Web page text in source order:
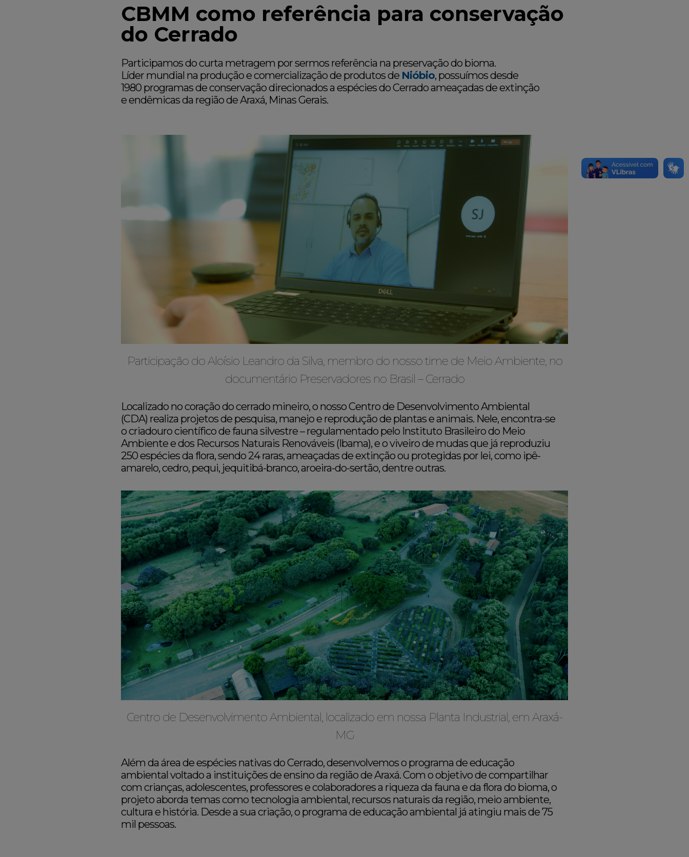
CBMM como referência para conservação
do Cerrado
Participamos do curta metragem por sermos referência na preservação do bioma.
Líder mundial na produção e comercialização de produtos de Nióbio, possuímos desde
1980 programas de conservação direcionados a espécies do Cerrado ameaçadas de extinção
e endêmicas da região de Araxá, Minas Gerais.
Participação do Aloísio Leandro da Silva, membro do nosso time de Meio Ambiente, no
documentário Preservadores no Brasil – Cerrado
Localizado no coração do cerrado mineiro, o nosso Centro de Desenvolvimento Ambiental
(CDA) realiza projetos de pesquisa, manejo e reprodução de plantas e animais. Nele, encontra-se
o criadouro científico de fauna silvestre – regulamentado pelo Instituto Brasileiro do Meio
Ambiente e dos Recursos Naturais Renováveis (Ibama), e o viveiro de mudas que já reproduziu
250 espécies da flora, sendo 24 raras, ameaçadas de extinção ou protegidas por lei, como ipê-
amarelo, cedro, pequi, jequitibá-branco, aroeira-do-sertão, dentre outras.
Centro de Desenvolvimento Ambiental, localizado em nossa Planta Industrial, em Araxá-
MG
Além da área de espécies nativas do Cerrado, desenvolvemos o programa de educação
ambiental voltado a instituições de ensino da região de Araxá. Com o objetivo de compartilhar
com crianças, adolescentes, professores e colaboradores a riqueza da fauna e da flora do bioma, o
projeto aborda temas como tecnologia ambiental, recursos naturais da região, meio ambiente,
cultura e história. Desde a sua criação, o programa de educação ambiental já atingiu mais de 75
mil pessoas.